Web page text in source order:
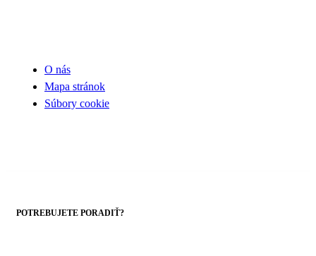
O nás
Mapa stránok
Súbory cookie
POTREBUJETE PORADIŤ?